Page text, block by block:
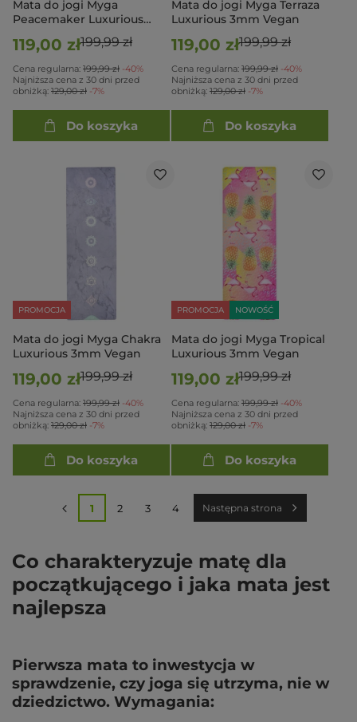
Mata do jogi Myga
Peacemaker Luxurious
119,00 zł199,99 zł
Cena regularna: 199,99 zł -40%
Najniższa cena z 30 dni przed
obniżką: 129,00 zł -7%
Do koszyka
Mata do jogi Myga Terraza
Luxurious 3mm Vegan
119,00 zł199,99 zł
Cena regularna: 199,99 zł -40%
Najniższa cena z 30 dni przed
obniżką: 129,00 zł -7%
Do koszyka
PROMOCJA
Mata do jogi Myga Chakra
Luxurious 3mm Vegan
119,00 zł199,99 zł
Cena regularna: 199,99 zł -40%
Najniższa cena z 30 dni przed
obniżką: 129,00 zł -7%
Do koszyka
PROMOCJA NOWOŚĆ
Mata do jogi Myga Tropical
Luxurious 3mm Vegan
119,00 zł199,99 zł
Cena regularna: 199,99 zł -40%
Najniższa cena z 30 dni przed
obniżką: 129,00 zł -7%
Do koszyka
1 2 3 4 Następna strona
Co charakteryzuje matę dla
początkującego i jaka mata jest
najlepsza
Pierwsza mata to inwestycja w
sprawdzenie, czy joga się utrzyma, nie w
dziedzictwo. Wymagania: